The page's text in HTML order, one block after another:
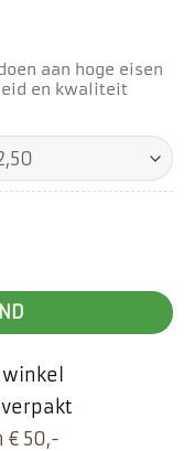
aan hoge eisen
en kwaliteit
€ 50,-